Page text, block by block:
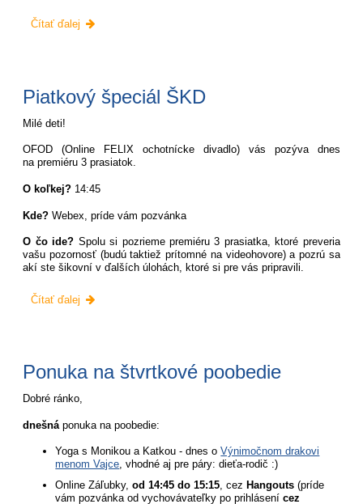
Ponuka
Čítať ďalej
Piatkový špeciál ŠKD
Milé deti!
OFOD (Online FELIX ochotnícke divadlo) vás pozýva dnes
na premiéru 3 prasiatok.
O koľkej? 14:45
Kde?Webex, príde vám pozvánka
O čo ide? Spolu si pozrieme premiéru 3 prasiatka, ktoré preveria
vašu pozornosť (budú taktiež prítomné na videohovore) a pozrú sa
akí ste šikovní v ďalších úlohách, ktoré si pre vás pripravili.
Piatkový
Čítať ďalej
Ponuka na štvrtkové poobedie
Dobré ránko,
dnešnáponuka na poobedie:
Yoga s Monikou a Katkou - dnes oVýnimočnom drakovi
menom Vajce, vhodné aj pre páry: dieťa-rodič :)
Online Záľubky,od 14:45 do 15:15, cez Hangouts(príde
vám pozvánka od vychovávateľky po prihlásenícez